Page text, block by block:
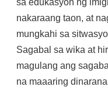
sa edukasyon ng
nakaraang taon, at
mungkahi sa
Sagabal sa wika at
magulang ang
na maaaring